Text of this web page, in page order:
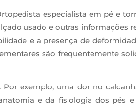
especialista em pé e
usado e outras informações
e a presença de
são frequentemente
exemplo, uma dor no
e da fisiologia dos pés